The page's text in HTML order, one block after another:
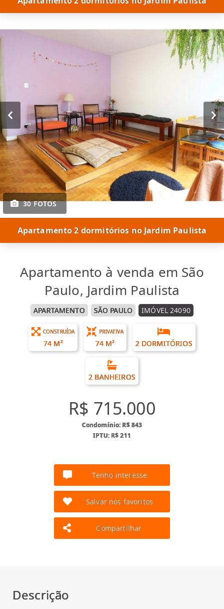
30 FOTOS
Apartamento 2 dormitórios no Jardim Paulista
Apartamento à venda em São
Paulo, Jardim Paulista
APARTAMENTO SÃO PAULO IMÓVEL 24090
CONSTRUÍDA
74 M²
PRIVATIVA
74 M² 2 DORMITÓRIOS
2 BANHEIROS
R$ 715.000
Condomínio: R$ 843
IPTU: R$ 211
Tenho interesse
Salvar nos favoritos
Compartilhar
Descrição